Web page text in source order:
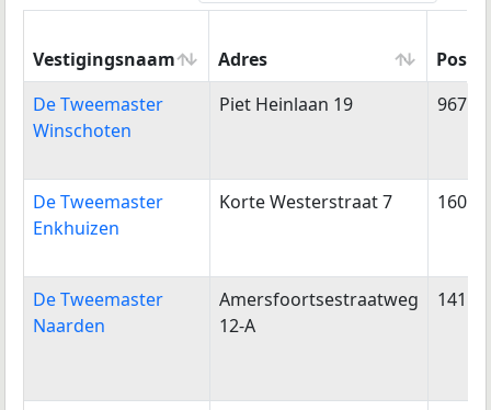
Vestigingsnaam Adres
Vestigingsnaam
Adres
De Tweemaster
Winschoten
Piet Heinlaan 19
De Tweemaster
Enkhuizen
Korte Westerstraat 7
De Tweemaster
Naarden
Amersfoortsestraatweg
12-A